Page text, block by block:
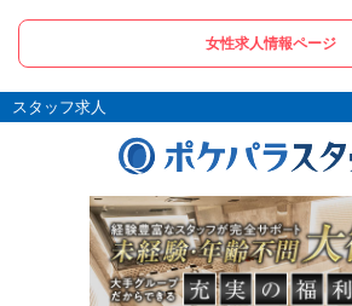
女性求人情報ページ
スタッフ求人